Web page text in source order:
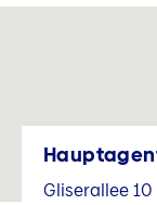
Gliserallee 10